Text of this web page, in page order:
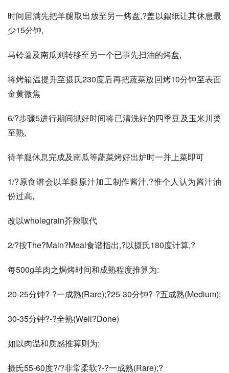
时间届满先把羊腿取出放至另一烤盘,?盖以鍚纸让其休息最
少15分钟,
马铃薯及南瓜则转移至另一个已事先扫油的烤盘,
将烤箱温提升至摄氏230度后再把蔬菜放回烤10分钟至表面
金黄微焦
6/?步骤5进行期间抓好时间将已清洗好的四季豆及玉米川烫
至熟,
待羊腿休息完成及南瓜等蔬菜烤好出炉时一并上菜即可
1/?原食谱会以羊腿原汁加工制作酱汁,?惟个人认为酱汁油
份过高,
改以wholegrain芥辣取代
2/?按The?Main?Meal食谱指出,?以摄氏180度计算,?
每500g羊肉之焗烤时间和成熟程度推算为:
20-25分钟?-?一成熟(Rare);?25-30分钟?-?五成熟(Medium);
30-35分钟?-?全熟(Well?Done)
如以肉温和质感推算则为:
摄氏55-60度?/?非常柔软?-?一成熟(Rare);?